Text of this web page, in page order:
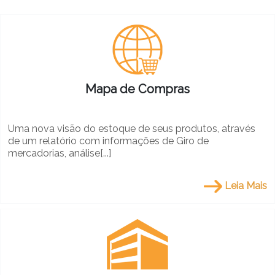
Mapa de Compras
Uma nova visão do estoque de seus produtos, através
de um relatório com informações de Giro de
mercadorias, análise[...]
Leia Mais